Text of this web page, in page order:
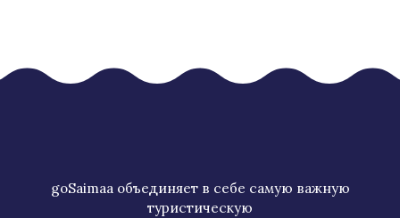
goSaimaa объединяет в себе самую важную
туристическую